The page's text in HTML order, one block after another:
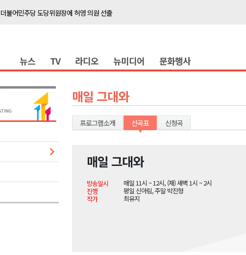
더불어민주당 도당위원장에 허영 의원 선출
동해안 이안류..지자체 대응 강화
강원도 반려동물지원센터, 참여형 프로그램 신설
평창 전지훈련 성지..선수들 구슬땀
동해시, 어르신병원동행서비스 확대 운영
민주당 순회경선 합동연설회..강원 표심은
더불어민주당 도당위원장에 허영 의원 선출
수족구병 원인 바이러스 급증..위생 주의 당부
춘천 돈사 화재..평창 교통사고 4명 경상
뉴스 TV 라디오 뉴미디어 문화행사
매일 그대와
프로그램소개 선곡표 신청곡
매일 그대와
방송일시
매일 11시 ~ 12시, (재) 새벽 1시 ~ 2시
진행
평일 신아림, 주말 박진형
작가
최유지